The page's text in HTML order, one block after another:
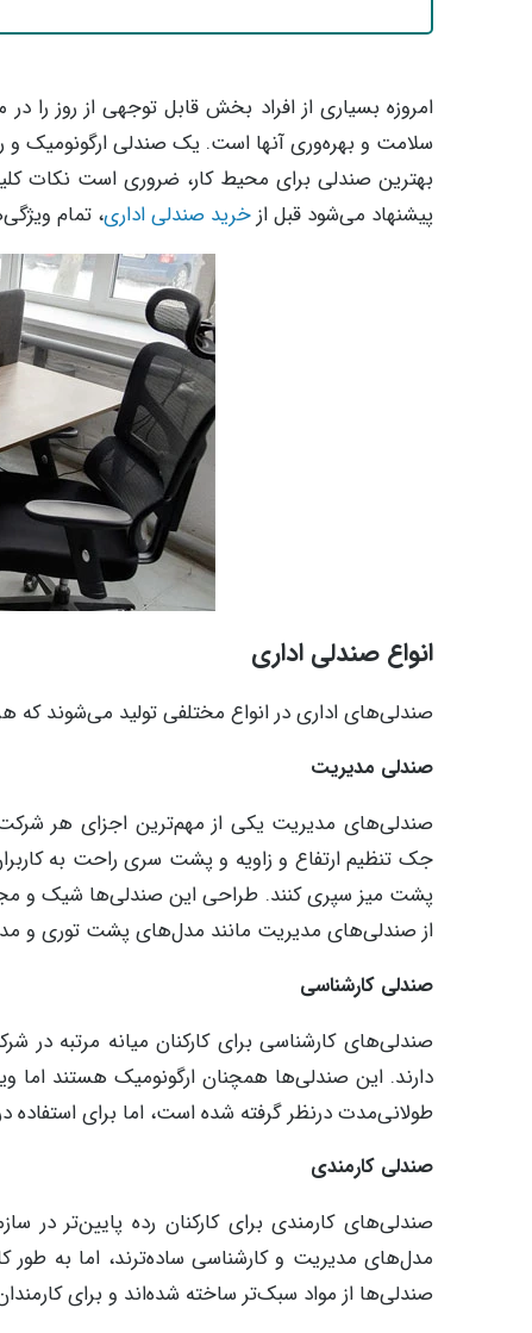
امروزه بسیاری از افراد بخش قابل توجهی از روز را
سلامت و بهره‌وری آنها است. یک صندلی ارگونومیک
بهترین صندلی برای محیط کار، ضروری است نکات
پیشنهاد می‌شود قبل ازخرید صندلی اداری، تمام
انواع صندلی اداری
صندلی‌های اداری در انواع مختلفی تولید می‌شوند که
صندلی مدیریت
صندلی‌های مدیریت یکی از مهم‌ترین اجزای هر
جک تنظیم ارتفاع و زاویه و پشت سری راحت به
پشت میز سپری کنند. طراحی این صندلی‌ها شیک و
از صندلی‌های مدیریت مانند مدل‌های پشت توری و
صندلی کارشناسی
صندلی‌های کارشناسی برای کارکنان میانه
دارند. این صندلی‌ها همچنان ارگونومیک هستند
طولانی‌مدت درنظر گرفته شده است، اما برای
صندلی کارمندی
صندلی‌های کارمندی برای کارکنان رده پایین‌تر در
مدل‌های مدیریت و کارشناسی ساده‌ترند، اما به ‌طور
صندلی‌ها از مواد سبک‌تر ساخته شده‌اند و برای